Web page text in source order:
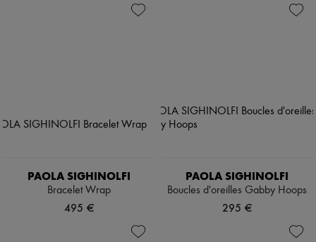
PAOLA SIGHINOLFI
Bracelet Wrap
495 €
PAOLA SIGHINOLFI
Boucles d'oreilles Gabby Hoops
295 €